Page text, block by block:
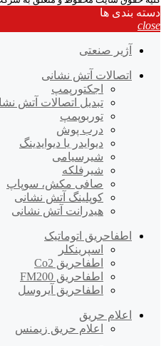
دسته بندی ها
close
آژیر صنعتی
اتصالات آتش نشانی
اجکتورپمپ
تبدیل اتصالات آتش
توربوپمپ
درب پوش
دیوایدر یا دیوایدینگ
شیرسیامی
شیرفلکه
صافی مکش، سوپاپ
کوپلینگ آتش نشانی
هیدرانت آتش نشانی
اطفاحریق اتوماتیک
اسپرینکلر
اطفاحریق Co2
اطفاحریق FM200
اطفاحریق آیروسل
اعلام حریق
اعلام حریق زیمنس